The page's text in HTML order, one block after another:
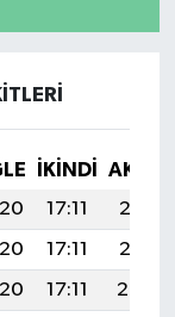
İKINDI
17:11
20:31
17:11
20:31
17:11
20:30